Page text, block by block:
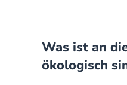
Was ist an
ökologisch